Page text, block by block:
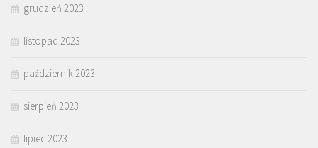
grudzień 2023
listopad 2023
październik 2023
sierpień 2023
lipiec 2023